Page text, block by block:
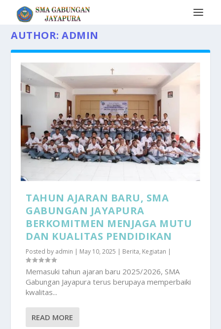
AUTHOR:ADMIN
TAHUN AJARAN BARU, SMA
GABUNGAN JAYAPURA
BERKOMITMEN MENJAGA MUTU
DAN KUALITAS PENDIDIKAN
Posted by admin | May 10, 2025 | Berita, Kegiatan |
Memasuki tahun ajaran baru 2025/2026, SMA
Gabungan Jayapura terus berupaya memperbaiki
kwalitas...
READ MORE